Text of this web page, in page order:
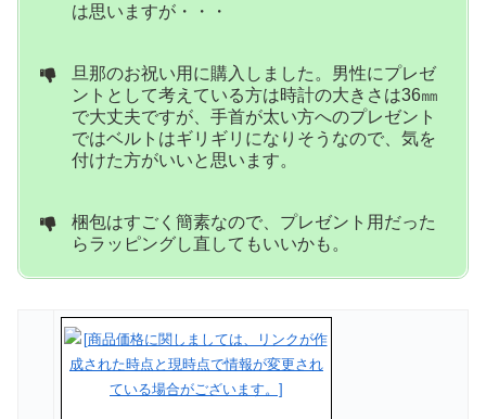
は思いますが・・・
旦那のお祝い用に購入しました。男性にプレゼ
ントとして考えている方は時計の大きさは36㎜
で大丈夫ですが、手首が太い方へのプレゼント
ではベルトはギリギリになりそうなので、気を
付けた方がいいと思います。
梱包はすごく簡素なので、プレゼント用だった
らラッピングし直してもいいかも。